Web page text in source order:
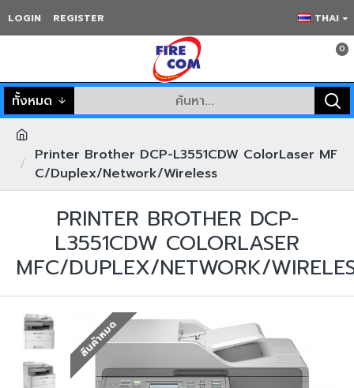
LOGIN REGISTER THAI
0
ทั้งหมด
Printer Brother DCP-L3551CDW ColorLaser MF
C/Duplex/Network/Wireless
PRINTER BROTHER DCP-
L3551CDW COLORLASER
MFC/DUPLEX/NETWORK/
สินค้าหมด